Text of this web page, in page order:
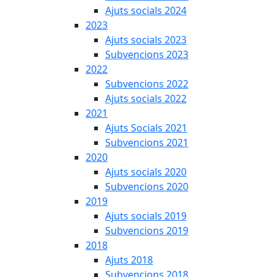
Ajuts socials 2024
2023
Ajuts socials 2023
Subvencions 2023
2022
Subvencions 2022
Ajuts socials 2022
2021
Ajuts Socials 2021
Subvencions 2021
2020
Ajuts socials 2020
Subvencions 2020
2019
Ajuts socials 2019
Subvencions 2019
2018
Ajuts 2018